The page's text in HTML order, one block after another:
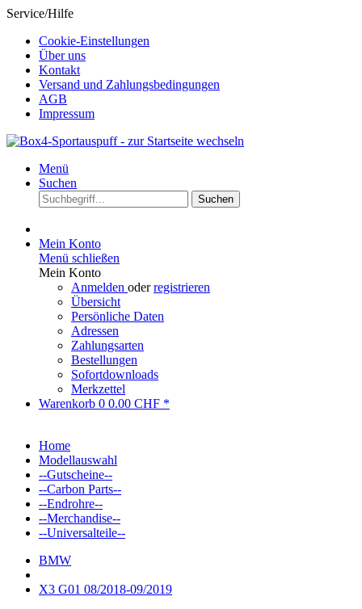
Service/Hilfe
Cookie-Einstellungen
Über uns
Kontakt
Versand und Zahlungsbedingungen
AGB
Impressum
Menü
Suchen
Suchen
Mein Konto
Menü schließen
Mein Konto
Anmelden oderregistrieren
Übersicht
Persönliche Daten
Adressen
Zahlungsarten
Bestellungen
Sofortdownloads
Merkzettel
Warenkorb 0 0.00 CHF *
Home
Modellauswahl
--Gutscheine--
--Carbon Parts--
--Endrohre--
--Merchandise--
--Universalteile--
BMW
X3 G01 08/2018-09/2019